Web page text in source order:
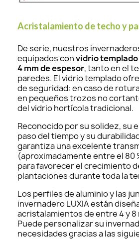
Acristalamiento de techo y
De serie, nuestros
equipados convidrio
4 mm de espesor, tanto en el
paredes. El vidrio templado
de seguridad: en caso de
en pequeños trozos no
del vidrio hortícola tradicional.
Reconocido por su solidez, su
paso del tiempo y su
garantiza una excelente
(aproximadamente entre el 80
para favorecer el crecimiento
plantaciones durante toda la
Los perfiles de aluminio y las
invernadero LUXIA están
acristalamientos de entre 4 y 8
Puede personalizar su
necesidades gracias a las